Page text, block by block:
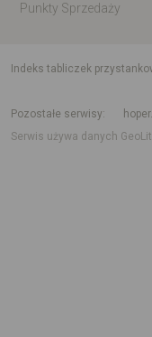
Punkty Sprzedaży
indeks tabliczek
Pozostałe serwisy
Serwis używa danych